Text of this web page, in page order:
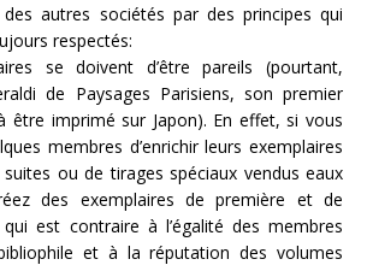
autres sociétés par des principes qui
respectés:
se doivent d’être pareils (pourtant,
de Paysages Parisiens, son premier
imprimé sur Japon). En effet, si vous
membres d’enrichir leurs exemplaires
suites ou de tirages spéciaux vendus eaux
des exemplaires de première et de
est contraire à l’égalité des membres
et à la réputation des volumes